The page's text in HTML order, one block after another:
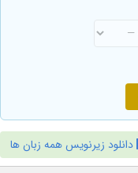
دانلود زیرنویس همه زبان ها